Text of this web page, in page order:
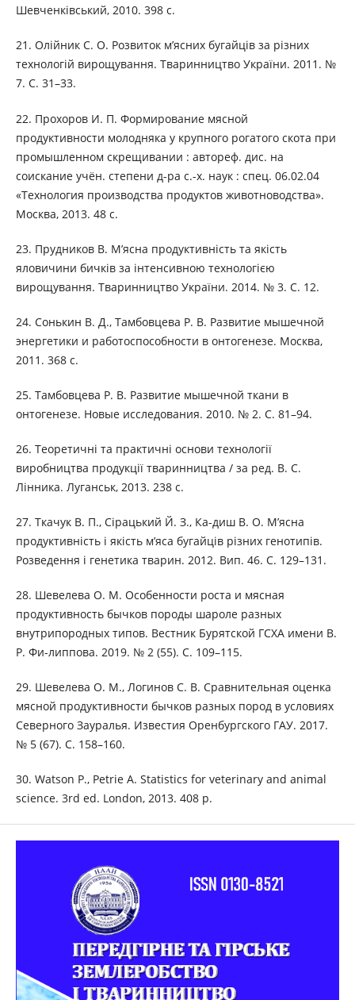
Шевченківський, 2010. 398 с.
21. Олійник С. О. Розвиток м’ясних бугайців за різних
технологій вирощування. Тваринництво України. 2011. №
7. С. 31–33.
22. Прохоров И. П. Формирование мясной
продуктивности молодняка у крупного рогатого скота при
промышленном скрещивании : автореф. дис. на
соискание учён. степени д-ра с.-х. наук : спец. 06.02.04
«Технология производства продуктов животноводства».
Москва, 2013. 48 с.
23. Прудников В. М’ясна продуктивність та якість
яловичини бичків за інтенсивною технологією
вирощування. Тваринництво України. 2014. № 3. С. 12.
24. Сонькин В. Д., Тамбовцева Р. В. Развитие мышечной
энергетики и работоспособности в онтогенезе. Москва,
2011. 368 с.
25. Тамбовцева Р. В. Развитие мышечной ткани в
онтогенезе. Новые исследования. 2010. № 2. С. 81–94.
26. Теоретичні та практичні основи технології
виробництва продукції тваринництва / за ред. В. С.
Лінника. Луганськ, 2013. 238 с.
27. Ткачук В. П., Сірацький Й. З., Ка-диш В. О. М’ясна
продуктивність і якість м’яса бугайців різних генотипів.
Розведення і генетика тварин. 2012. Вип. 46. С. 129–131.
28. Шевелева О. М. Особенности роста и мясная
продуктивность бычков породы шароле разных
внутрипородных типов. Вестник Бурятской ГСХА имени В.
Р. Фи-липпова. 2019. № 2 (55). С. 109–115.
29. Шевелева О. М., Логинов С. В. Сравнительная оценка
мясной продуктивности бычков разных пород в условиях
Северного Зауралья. Известия Оренбургского ГАУ. 2017.
№ 5 (67). С. 158–160.
30. Watson P., Petrie A. Statistics for veterinary and animal
science. 3rd ed. London, 2013. 408 p.